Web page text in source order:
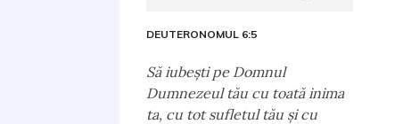
DEUTERONOMUL 6:5
Să iubeşti pe Domnul
Dumnezeul tău cu toată inima
ta, cu tot sufletul tău şi cu